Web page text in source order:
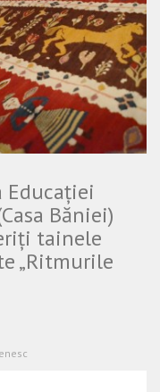
Educației
Băniei)
tainele
„Ritmurile